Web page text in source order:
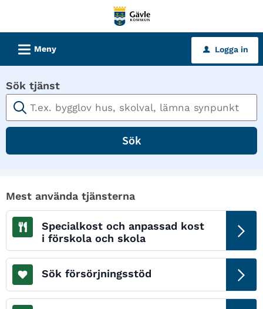
tjänster
kommun
L Meny u Logga in
Sök tjänst
Sök
Mest använda tjänsterna
Specialkost och anpassad kost
i förskola och skola
Sök försörjningsstöd